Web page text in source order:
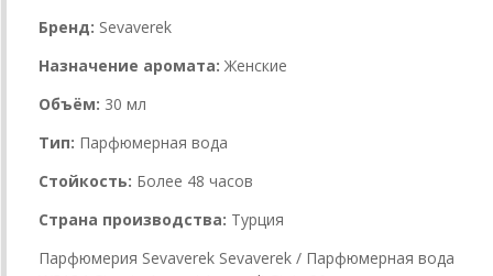
Бренд: Sevaverek
Назначение аромата: Женские
Объём: 30 мл
Тип: Парфюмерная вода
Стойкость: Более 48 часов
Страна производства: Турция
Парфюмерия Sevaverek Sevaverek / Парфюмерная вода